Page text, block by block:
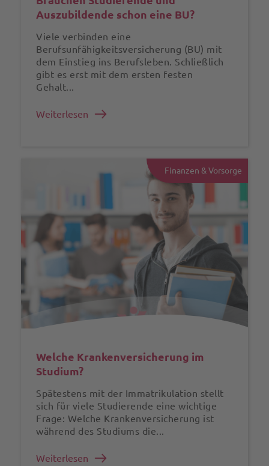
Auszubildende schon eine BU?
Viele verbinden eine
Berufsunfähigkeitsversicherung (BU) mit
dem Einstieg ins Berufsleben. Schließlich
gibt es erst mit dem ersten festen
Gehalt...
Weiterlesen
Finanzen & Vorsorge
Welche Krankenversicherung im
Studium?
Spätestens mit der Immatrikulation stellt
sich für viele Studierende eine wichtige
Frage: Welche Krankenversicherung ist
während des Studiums die...
Weiterlesen